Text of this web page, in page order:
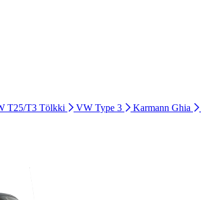
T25/T3 Tölkki VW Type 3 Karmann Ghia